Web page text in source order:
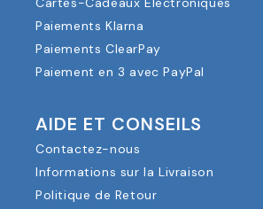
Paiements Klarna
Paiements ClearPay
Paiement en 3 avec PayPal
AIDE ET CONSEILS
Contactez-nous
Informations sur la Livraison
Politique de Retour